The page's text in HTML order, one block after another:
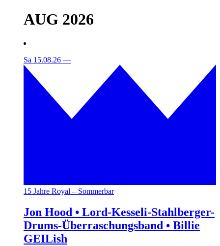
AUG 2026
Sa 15.08.26 —
15 Jahre Royal – Sommerbar
Jon Hood • Lord-Kesseli-Stahlberger-
Drums-Überraschungsband • Billie
GEILish